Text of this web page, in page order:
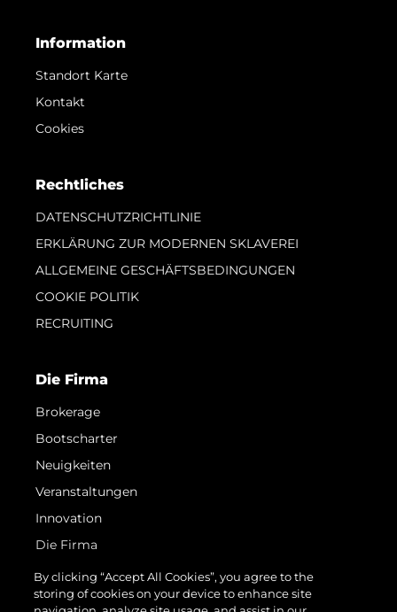
Information
Standort Karte
Kontakt
Cookies
Rechtliches
DATENSCHUTZRICHTLINIE
ERKLÄRUNG ZUR MODERNEN SKLAVEREI
ALLGEMEINE GESCHÄFTSBEDINGUNGEN
COOKIE POLITIK
RECRUITING
Die Firma
Brokerage
Bootscharter
Neuigkeiten
Veranstaltungen
Innovation
Die Firma
Das Team
Lifestyle
By clicking “Accept All Cookies”, you agree to the
storing of cookies on your device to enhance site